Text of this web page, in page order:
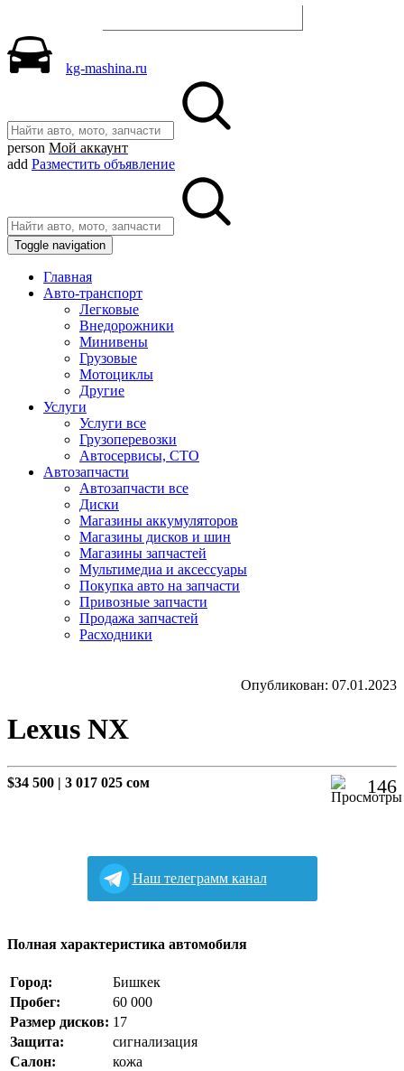
kg-mashina.ru
person Мой аккаунт
add Разместить объявление
Toggle navigation
Главная
Авто-транспорт
Легковые
Внедорожники
Минивены
Грузовые
Мотоциклы
Другие
Услуги
Услуги все
Грузоперевозки
Автосервисы, СТО
Автозапчасти
Автозапчасти все
Диски
Магазины аккумуляторов
Магазины дисков и шин
Магазины запчастей
Мультимедиа и аксессуары
Покупка авто на запчасти
Привозные запчасти
Продажа запчастей
Расходники
Опубликован: 07.01.2023
Lexus NX
$34 500 | 3 017 025 сом 146
Наш телеграмм канал
Полная характеристика автомобиля
Город:
Бишкек
Пробег:
60 000
Размер дисков: 17
Защита:
сигнализация
Салон:
кожа